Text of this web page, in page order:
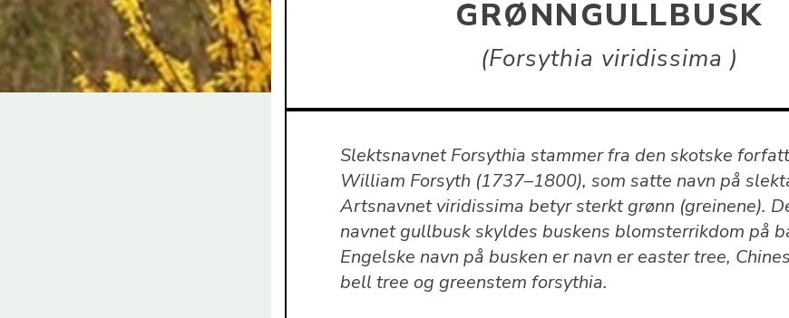
GRØNNGULLBUSK
Forsythia viridissima
Slektsnavnet Forsythia stammer fra den skotske
William Forsyth (1737–1800), som satte navn på
Artsnavnet viridissima betyr sterkt grønn (greinene).
navnet gullbusk skyldes buskens blomsterrikdom på
Engelske navn på busken er navn er easter tree,
bell tree og greenstem forsythia.